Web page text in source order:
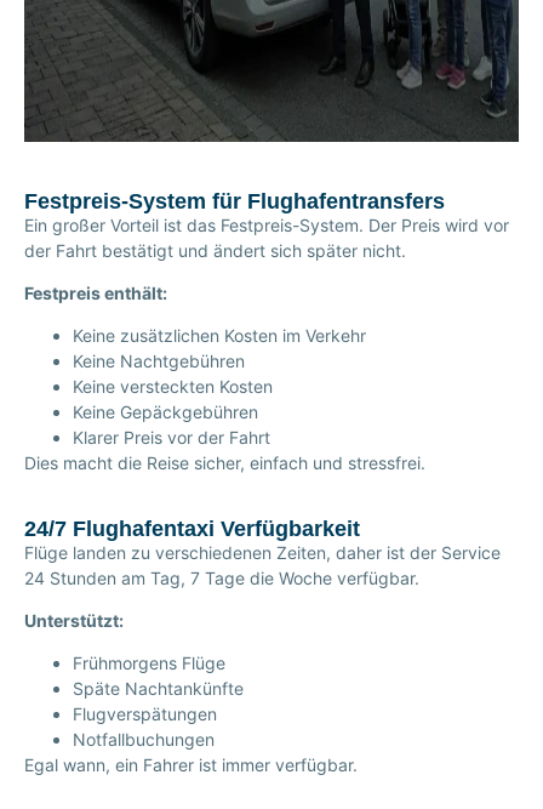
Festpreis-System für Flughafentransfers
Ein großer Vorteil ist das Festpreis-System. Der Preis wird vor
der Fahrt bestätigt und ändert sich später nicht.
Festpreis enthält:
Keine zusätzlichen Kosten im Verkehr
Keine Nachtgebühren
Keine versteckten Kosten
Keine Gepäckgebühren
Klarer Preis vor der Fahrt
Dies macht die Reise sicher, einfach und stressfrei.
24/7 Flughafentaxi Verfügbarkeit
Flüge landen zu verschiedenen Zeiten, daher ist der Service
24 Stunden am Tag, 7 Tage die Woche verfügbar.
Unterstützt:
Frühmorgens Flüge
Späte Nachtankünfte
Flugverspätungen
Notfallbuchungen
Egal wann, ein Fahrer ist immer verfügbar.